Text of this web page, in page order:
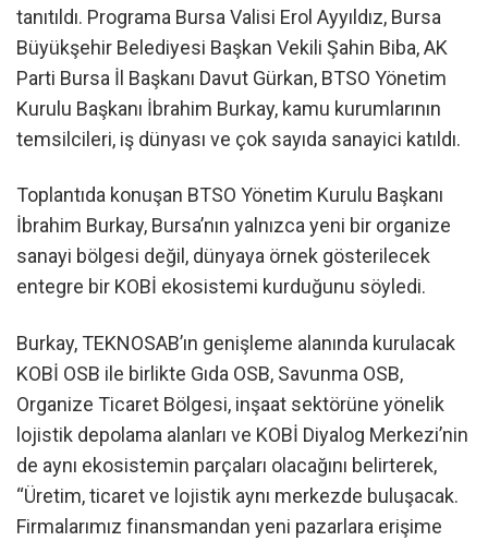
tanıtıldı. Programa Bursa Valisi Erol Ayyıldız, Bursa
Büyükşehir Belediyesi Başkan Vekili Şahin Biba, AK
Parti Bursa İl Başkanı Davut Gürkan, BTSO Yönetim
Kurulu Başkanı İbrahim Burkay, kamu kurumlarının
temsilcileri, iş dünyası ve çok sayıda sanayici katıldı.
Toplantıda konuşan BTSO Yönetim Kurulu Başkanı
İbrahim Burkay, Bursa’nın yalnızca yeni bir organize
sanayi bölgesi değil, dünyaya örnek gösterilecek
entegre bir KOBİ ekosistemi kurduğunu söyledi.
Burkay, TEKNOSAB’ın genişleme alanında kurulacak
KOBİ OSB ile birlikte Gıda OSB, Savunma OSB,
Organize Ticaret Bölgesi, inşaat sektörüne yönelik
lojistik depolama alanları ve KOBİ Diyalog Merkezi’nin
de aynı ekosistemin parçaları olacağını belirterek,
“Üretim, ticaret ve lojistik aynı merkezde buluşacak.
Firmalarımız finansmandan yeni pazarlara erişime